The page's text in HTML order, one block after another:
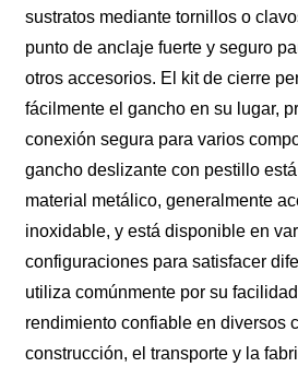
sustratos mediante tornillos o
punto de anclaje fuerte y seguro
otros accesorios. El kit de cierre
fácilmente el gancho en su lugar,
conexión segura para varios
gancho deslizante con pestillo
material metálico, generalmente
inoxidable, y está disponible en
configuraciones para satisfacer
utiliza comúnmente por su
rendimiento confiable en diversos
construcción, el transporte y la